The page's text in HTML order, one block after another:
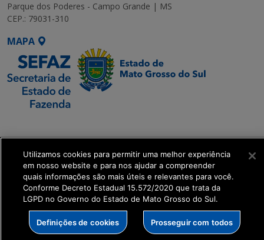
Parque dos Poderes - Campo Grande | MS
CEP.: 79031-310
MAPA
Executiva de
Transformação Digital
get_footer();
Utilizamos cookies para permitir uma melhor experiência
em nosso website e para nos ajudar a compreender
quais informações são mais úteis e relevantes para você.
Conforme Decreto Estadual 15.572/2020 que trata da
LGPD no Governo do Estado de Mato Grosso do Sul.
Definições de cookies Prosseguir com todos